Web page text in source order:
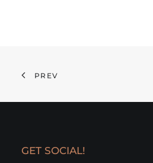
PREV
GET SOCIAL!